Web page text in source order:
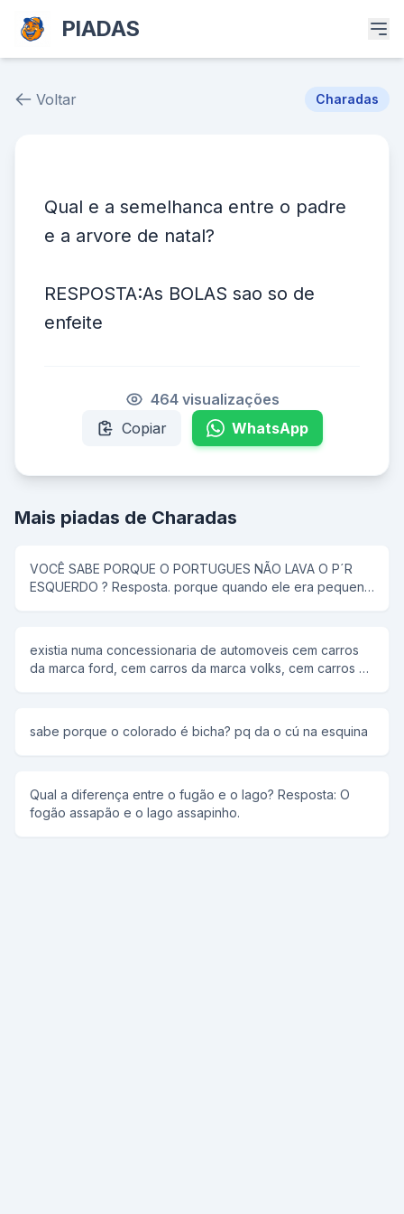
PIADAS
Voltar Charadas
Qual e a semelhanca entre o padre
e a arvore de natal?
RESPOSTA:As BOLAS sao so de
enfeite
464 visualizações
Copiar
WhatsApp
Mais piadas de Charadas
VOCÊ SABE PORQUE O PORTUGUES NÃO LAVA O P´R
ESQUERDO ? Resposta. porque quando ele era pequeno
existia numa concessionaria de automoveis cem carros
da marca ford, cem carros da marca volks, cem carros da
sabe porque o colorado é bicha? pq da o cú na esquina
Qual a diferença entre o fugão e o lago? Resposta: O
fogão assapão e o lago assapinho.